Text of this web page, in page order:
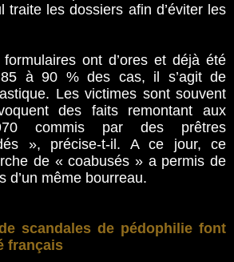
traite les dossiers afin d’éviter les
ont d’ores et déjà été
à 90 % des cas, il s’agit de
Les victimes sont souvent
des faits remontant aux
commis par des prêtres
», précise-t-il. A ce jour, ce
de « coabusés » a permis de
d’un même bourreau.
scandales de pédophilie font
français